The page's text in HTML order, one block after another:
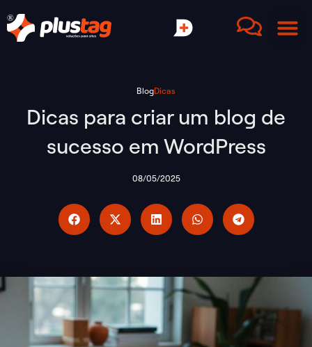
BlogDicas
Dicas para criar um blog de
sucesso em WordPress
08/05/2025